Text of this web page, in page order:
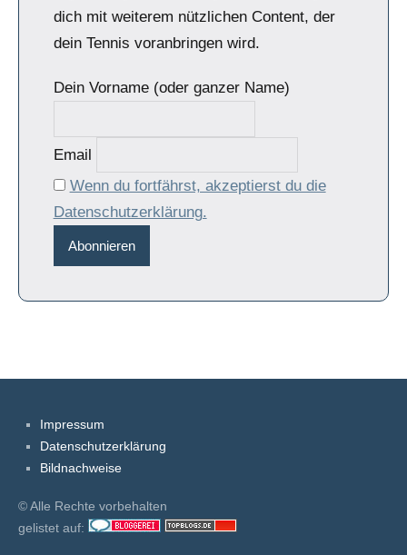
dich mit weiterem nützlichen Content, der
dein Tennis voranbringen wird.
Dein Vorname (oder ganzer Name)
Email
Wenn du fortfährst, akzeptierst du die
Datenschutzerklärung.
Impressum
Datenschutzerklärung
Bildnachweise
© Alle Rechte vorbehalten
gelistet auf: